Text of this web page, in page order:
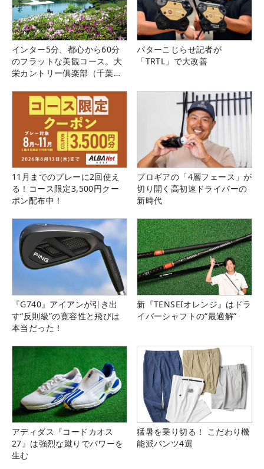
インター5分、都心から60分
のフラットな美観コース。大
栄カントリー俱楽部（千葉
パターこじらせ記者が
「TRTL」で大改善
11月までのプレーに2回使え
る！コース限定3,500円クー
ポン配布中！
プロギアの「4層フェース」が
切り開く高初速ドライバーの
新時代
『G740』アイアンが引き出
す“反則級”の寛容性と飛びは
本当だった！
新『TENSEIオレンジ』はドラ
イバーシャフトの“最適解”
アディダス『コードカオス
27』は強烈な蹴りでパワーを
生む
猛暑を乗り切る！ こだわり機
能派パンツ4選